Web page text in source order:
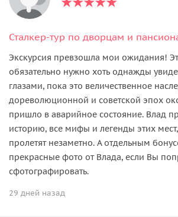
Сталкер-тур по дворцам и
Экскурсия превзошла мои ожидания!
обязательно нужно хоть однажды
глазами, пока это величественное
дореволюционной и советской эпох
пришло в аварийное состояние. Влад
историю, все мифы и легенды этих мест,
пролетят незаметно. А отдельным
прекрасные фото от Влада, если Вы
сфотографировать.
29 дней назад